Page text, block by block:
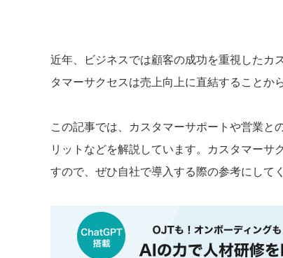
近年、ビジネスでは顧客の成功を重視したカ
タマーサクセスは売上向上に直結することか
この記事では、カスタマーサポートや営業と
リットなどを解説しています。カスタマーサ
すので、ぜひ自社で導入する際の参考にして